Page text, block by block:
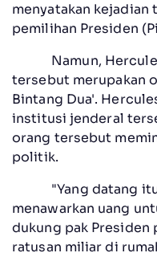
menyatakan
pemilihan Presiden
Namun, Hercules
tersebut merupakan
Bintang Dua'.
institusi jenderal
orang tersebut
politik.
"Yang datang itu
menawarkan uang
dukung pak Presiden
ratusan miliar di